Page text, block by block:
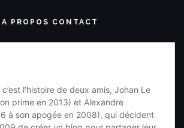
A PROPOS CONTACT